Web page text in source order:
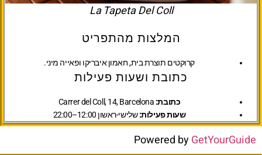
La Tapeta Del Coll
המלצות מהתפריט
קרוקטים תוצרת בית, חאמון איבריקו ופאייה מיני.
כתובת ושעות פעילות
כתובת:
שעות פעילות:שלישי-ראשון 12:00–22:00
Powered byGetYourGuide